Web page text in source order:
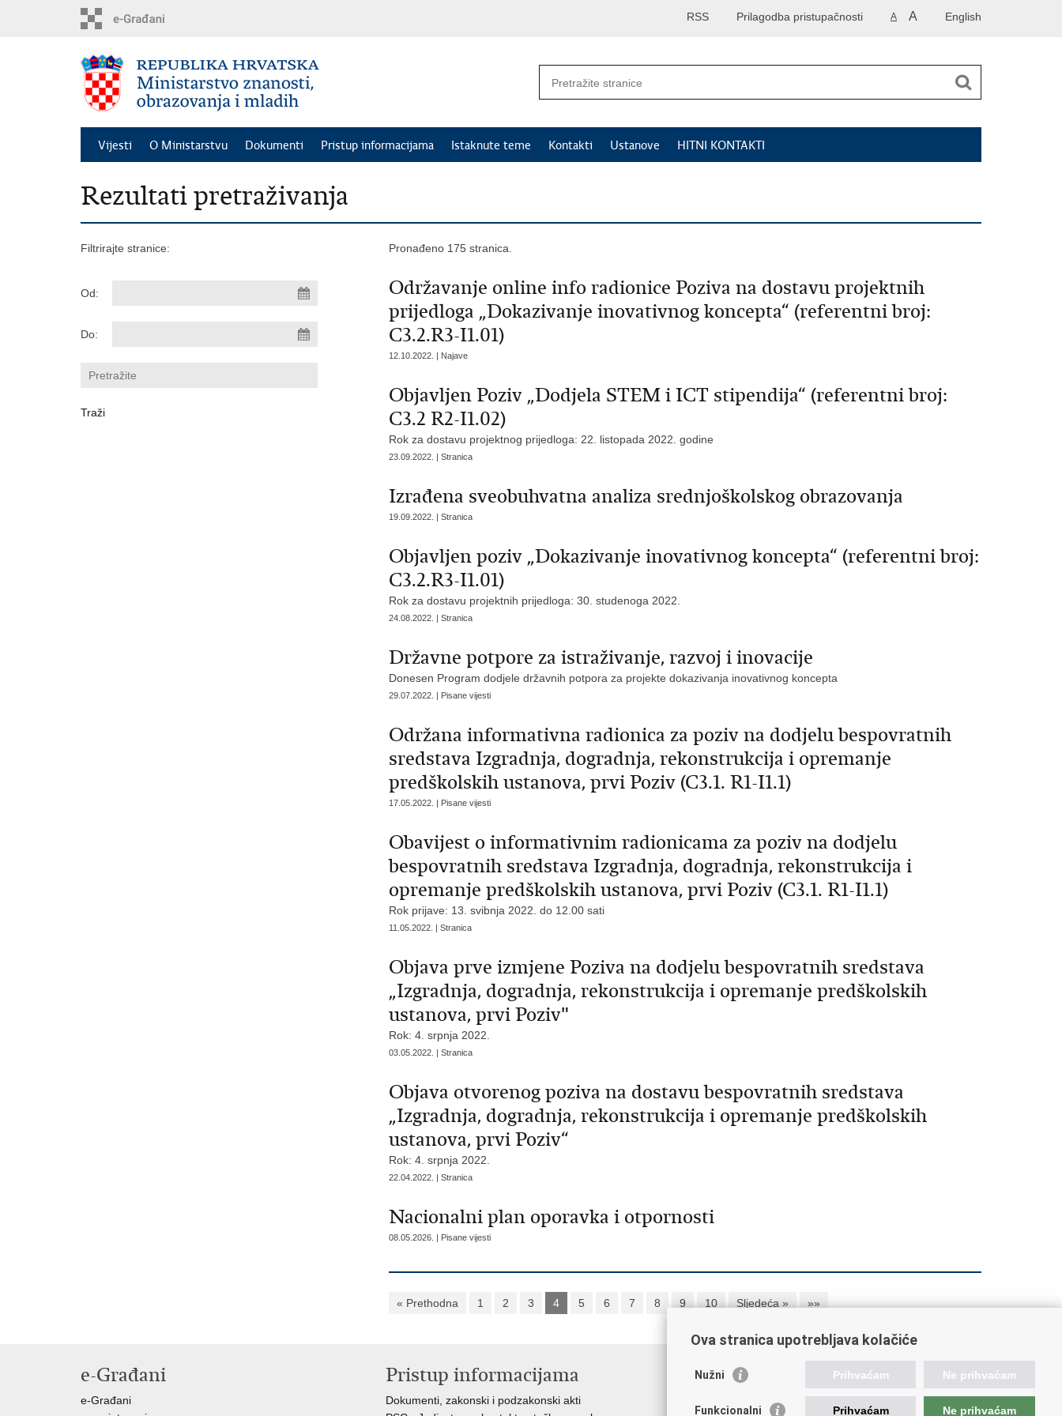
English
A A
Prilagodba pristupačnosti
RSS
Vijesti O Ministarstvu Dokumenti Pristup informacijama Istaknute teme Kontakti Ustanove HITNI KONTAKTI
Rezultati pretraživanja
Filtrirajte stranice:
Od:
Do:
Pronađeno 175 stranica.
Održavanje online info radionice Poziva na dostavu projektnih
prijedloga „Dokazivanje inovativnog koncepta“ (referentni broj:
C3.2.R3-I1.01)
12.10.2022. | Najave
Objavljen Poziv „Dodjela STEM i ICT stipendija“ (referentni broj:
C3.2 R2-I1.02)
Rok za dostavu projektnog prijedloga: 22. listopada 2022. godine
23.09.2022. | Stranica
Izrađena sveobuhvatna analiza srednjoškolskog obrazovanja
19.09.2022. | Stranica
Objavljen poziv „Dokazivanje inovativnog koncepta“ (referentni broj:
C3.2.R3-I1.01)
Rok za dostavu projektnih prijedloga: 30. studenoga 2022.
24.08.2022. | Stranica
Državne potpore za istraživanje, razvoj i inovacije
Donesen Program dodjele državnih potpora za projekte dokazivanja inovativnog koncepta
29.07.2022. | Pisane vijesti
Održana informativna radionica za poziv na dodjelu bespovratnih
sredstava Izgradnja, dogradnja, rekonstrukcija i opremanje
predškolskih ustanova, prvi Poziv (C3.1. R1-I1.1)
17.05.2022. | Pisane vijesti
Obavijest o informativnim radionicama za poziv na dodjelu
bespovratnih sredstava Izgradnja, dogradnja, rekonstrukcija i
opremanje predškolskih ustanova, prvi Poziv (C3.1. R1-I1.1)
Rok prijave: 13. svibnja 2022. do 12.00 sati
11.05.2022. | Stranica
Objava prve izmjene Poziva na dodjelu bespovratnih sredstava
„Izgradnja, dogradnja, rekonstrukcija i opremanje predškolskih
ustanova, prvi Poziv"
Rok: 4. srpnja 2022.
03.05.2022. | Stranica
Objava otvorenog poziva na dostavu bespovratnih sredstava
„Izgradnja, dogradnja, rekonstrukcija i opremanje predškolskih
ustanova, prvi Poziv“
Rok: 4. srpnja 2022.
22.04.2022. | Stranica
Nacionalni plan oporavka i otpornosti
08.05.2026. | Pisane vijesti
« Prethodna 1 2 3 4 5 6 7 8 9 10 Sljedeća » »»
e-Građani
e-Građani
Pristup informacijama
Dokumenti, zakonski i podzakonski akti
Korisne poveznice
Ova stranica upotrebljava kolačiće
Nužni Prihvaćam Ne prihvaćam
Funkcionalni Prihvaćam Ne prihvaćam